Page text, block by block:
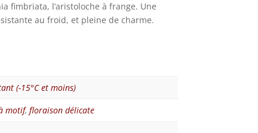
fimbriata, l’aristoloche à frange. Une
au froid, et pleine de charme.
(-15°C et moins)
motif, floraison délicate